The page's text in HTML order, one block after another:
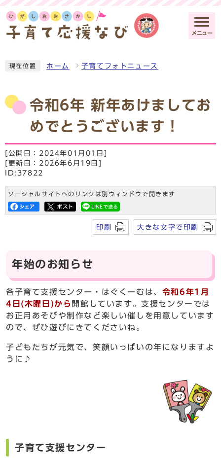
メニュー
現在位置 ホーム 子育てフォトニュース
令和6年 新年あけましてお
めでとうございます！
[公開日：2024年01月01日]
[更新日：2026年6月19日]
ID:37822
ソーシャルサイトへのリンクは別ウィンドウで開きます
印刷 大きな文字で印刷
年始のお知らせ
各子育て支援センター・はぐくーむは、 令和6年1月
4日(木曜日)から 開館しています。支援センターでは
お正月あそびや制作など楽しい催しを用意しています
ので、ぜひ遊びにきてくださいね。
子どもたちが元気で、笑顔いっぱいの年になりますよ
うに♪
子育て支援センター